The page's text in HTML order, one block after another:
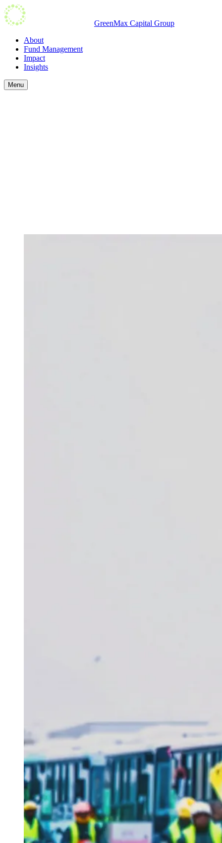
GreenMax Capital Group​​​​‌ ‍ ​‍​‍‌‍ ‌ ​‍‌‍‍‌‌‍‌ ‌‍‍‌‌‍ ‍​‍​‍​ ‍‍​‍​‍‌ ​ ‌‍​‌‌‍ ‍‌‍‍‌‌ ‌​‌ ‍‌​‍ ‍‌‍‍‌‌‍ ​‍​‍​‍ ​​‍​‍‌‍‍​‌ ​‍‌‍‌‌‌‍‌‍​‍​‍​ ‍‍​‍​‍‌‍‍​‌ ‌​‌ ‌​‌ ​​​ ‍‍​‍ ​‍ ‌‍ ​‌‍ ‌‍​ ‌‍​‌‌‍ ​‌‍‍​‌‍ ‌ ​ ‌ ‌​​ ‍‍​ ​ ​ ​ ​ ​ ​ ​ ​‍ ‌‍‍‌‌‍ ‍‌ ‌​‌‍‌‌‌‍ ‍‌ ‌​​‍ ‌‍‌‌‌‍‌​‌‍‍‌‌ ‌​​‍ ‌‍ ‌‌‍ ‌‍‌​‌‍‌‌​ ‌‌ ​​‌ ​‍‌‍‌‌‌ ​ ‌‍‌‌‌‍ ‍‌ ‌​‌‍​‌‌ ‌​‌‍‍‌‌‍ ‌‍ ‍​ ‍ ‌‍‍‌‌‍‌​​ ‌‌ ​ ‌‍‍‌‌ ‌​‌‍‌‌‌‌​ ‌‍‌‌‌ ‌​‌ ‌​‌‍‍‌‌‍ ‍‌‍‌ ‌ ​ ​ ‍ ‌ ‌​‌ ‍‌‌ ​​‌‍‌‌​ ‌‌ ​ ‌‍‌‌‌ ‌​‌ ‌​‌‍‍‌‌‍ ‍‌‍‌ ‌ ​ ​ ‍ ‌ ​​‌‍​‌‌ ‌​‌‍‍​​ ‌‌ ‌​‌‍‍‌‌ ‌​‌‍ ​‌‍‌‌​ ‌‍​‍‌‍​‌‌ ​ ‌‍‌‌‌‌‌‌‌ ​‍‌‍ ​​ ‌‌‍‍​‌ ‌​‌ ‌​‌ ​​​‍‌‌​ ​ ‌​​‌​‍‌‌​ ​‍‌​‌‍​‍‌‌​ ​‍‌​‌‍‌‍ ​‌‍ ‌‍​ ‌‍​‌‌‍ ​‌‍‍​‌‍ ‌ ​ ‌ ‌​​‍‌‌​ ​ ‌​​‌​ ​ ​ ​ ​ ​ ​ ​ ​‍‌‍‌‍‍‌‌‍‌​​ ‌‌ ​ ‌‍‍‌‌ ‌​‌‍‌‌‌‌​ ‌‍‌‌‌ ‌​‌ ‌​‌‍‍‌‌‍ ‍‌‍‌ ‌ ​ ​‍‌‍‌ ‌​‌ ‍‌‌ ​​‌‍‌‌​ ‌‌ ​ ‌‍‌‌‌ ‌​‌ ‌​‌‍‍‌‌‍ ‍‌‍‌ ‌ ​ ​‍‌‍‌ ​​‌‍​‌‌ ‌​‌‍‍​​ ‌‌ ‌​‌‍‍‌‌ ‌​‌‍ ​‌‍‌‌​‍‌‍‌ ​​‌‍‌‌‌ ​‍‌ ​ ‌ ​​‌‍‌‌‌‍​ ‌ ‌​‌‍‍‌‌ ‌‍‌‍‌‌​ ‌‌ ​​‌ ‌‌‌‍​‍‌‍ ​‌‍‍‌‌ ​ ‌‍‍​‌‍‌‌‌‍‌​​‍​‍‌ ‌
About​​​​‌ ‍ ​‍​‍‌‍ ‌ ​‍‌‍‍‌‌‍‌ ‌‍‍‌‌‍ ‍​‍​‍​ ‍‍​‍​‍‌ ​ ‌‍​‌‌‍ ‍‌‍‍‌‌ ‌​‌ ‍‌​‍ ‍‌‍‍‌‌‍ ​‍​‍​‍ ​​‍​‍‌‍‍​‌ ​‍‌‍‌‌‌‍‌‍​‍​‍​ ‍‍​‍​‍‌‍‍​‌ ‌​‌ ‌​‌ ​​​ ‍‍​‍ ​‍ ‌‍ ​‌‍ ‌‍​ ‌‍​‌‌‍ ​‌‍‍​‌‍ ‌ ​ ‌ ‌​​ ‍‍​ ​ ​ ​ ​ ​ ​ ​ ​‍ ‌‍‍‌‌‍ ‍‌ ‌​‌‍‌‌‌‍ ‍‌ ‌​​‍ ‌‍‌‌‌‍‌​‌‍‍‌‌ ‌​​‍ ‌‍ ‌‌‍ ‌‍‌​‌‍‌‌​ ‌‌ ​​‌ ​‍‌‍‌‌‌ ​ ‌‍‌‌‌‍ ‍‌ ‌​‌‍​‌‌ ‌​‌‍‍‌‌‍ ‌‍ ‍​ ‍ ‌‍‍‌‌‍‌​​ ‌‌ ​ ‌‍‍‌‌ ‌​‌‍‌‌‌‌​ ‌‍‌‌‌ ‌​‌ ‌​‌‍‍‌‌‍ ‍‌‍‌ ‌ ​ ​ ‍ ‌ ‌​‌ ‍‌‌ ​​‌‍‌‌​ ‌‌ ​ ‌‍‌‌‌ ‌​‌ ‌​‌‍‍‌‌‍ ‍‌‍‌ ‌ ​ ​ ‍ ‌ ​​‌‍​‌‌ ‌​‌‍‍​​ ‌‌‍‍​‌‍‌‌‌‍​‌‌‍‌​‌‍‌‌‌ ​‍‌​​‍‌‍​‌‌ ​‍‌​ ‍‌‍​‌‌ ‌‍‌‍‍‌‌‍‌ ‌‍​‌‌ ‌​‌‍‍‌‌‍ ‌‍ ‍​‍‌‌​ ‌‌‌​​‍‌‌ ‌‍‍ ‌‍‌‌‌ ‍‌​‍‌‌​ ​ ‌​‌​​‍‌‌​ ​ ‌​‌​​‍‌‌​ ​‍​ ​‍​ ‍​​ ‌‌​ ​‌‌‍‌‍​ ‍​​ ‌‍‌‍​ ‌‍​ ​ ​‌​ ​​​ ​ ‌‍​‍​‍‌‌​ ​‍​ ​‍​‍‌‌​ ‌‌‌​‌​​‍ ‍‌‍ ​‌‍​‌‌‍​‍‌‍‌‌‌‍ ​​ ‌‍​‍‌‍​‌‌ ​ ‌‍‌‌‌‌‌‌‌ ​‍‌‍ ​​ ‌‌‍‍​‌ ‌​‌ ‌​‌ ​​​‍‌‌​ ​ ‌​​‌​‍‌‌​ ​‍‌​‌‍​‍‌‌​ ​‍‌​‌‍‌‍ ​‌‍ ‌‍​ ‌‍​‌‌‍ ​‌‍‍​‌‍ ‌ ​ ‌ ‌​​‍‌‌​ ​ ‌​​‌​ ​ ​ ​ ​ ​ ​ ​ ​‍‌‍‌‍‍‌‌‍‌​​ ‌‌ ​ ‌‍‍‌‌ ‌​‌‍‌‌‌‌​ ‌‍‌‌‌ ‌​‌ ‌​‌‍‍‌‌‍ ‍‌‍‌ ‌ ​ ​‍‌‍‌ ‌​‌ ‍‌‌ ​​‌‍‌‌​ ‌‌ ​ ‌‍‌‌‌ ‌​‌ ‌​‌‍‍‌‌‍ ‍‌‍‌ ‌ ​ ​‍‌‍‌ ​​‌‍​‌‌ ‌​‌‍‍​​ ‌‌‍‍​‌‍‌‌‌‍​‌‌‍‌​‌‍‌‌‌ ​‍‌​​‍‌‍​‌‌ ​‍‌​ ‍‌‍​‌‌ ‌‍‌‍‍‌‌‍‌ ‌‍​‌‌ ‌​‌‍‍‌‌‍ ‌‍ ‍​‍‌‌​ ‌‌‌​​‍‌‌ ‌‍‍ ‌‍‌‌‌ ‍‌​‍‌‌​ ​ ‌​‌​​‍‌‌​ ​ ‌​‌​​‍‌‌​ ​‍​ ​‍​ ‍​​ ‌‌​ ​‌‌‍‌‍​ ‍​​ ‌‍‌‍​ ‌‍​ ​ ​‌​ ​​​ ​ ‌‍​‍​‍‌‌​ ​‍​ ​‍​‍‌‌​ ‌‌‌​‌​​‍ ‍‌‍ ​‌‍​‌‌‍​‍‌‍‌‌‌‍ ​​‍‌‍‌ ​​‌‍‌‌‌ ​‍‌ ​ ‌ ​​‌‍‌‌‌‍​ ‌ ‌​‌‍‍‌‌ ‌‍‌‍‌‌​ ‌‌ ​​‌ ‌‌‌‍​‍‌‍ ​‌‍‍‌‌ ​ ‌‍‍​‌‍‌‌‌‍‌​​‍​‍‌ ‌
Fund Management​​​​‌ ‍ ​‍​‍‌‍ ‌ ​‍‌‍‍‌‌‍‌ ‌‍‍‌‌‍ ‍​‍​‍​ ‍‍​‍​‍‌ ​ ‌‍​‌‌‍ ‍‌‍‍‌‌ ‌​‌ ‍‌​‍ ‍‌‍‍‌‌‍ ​‍​‍​‍ ​​‍​‍‌‍‍​‌ ​‍‌‍‌‌‌‍‌‍​‍​‍​ ‍‍​‍​‍‌‍‍​‌ ‌​‌ ‌​‌ ​​​ ‍‍​‍ ​‍ ‌‍ ​‌‍ ‌‍​ ‌‍​‌‌‍ ​‌‍‍​‌‍ ‌ ​ ‌ ‌​​ ‍‍​ ​ ​ ​ ​ ​ ​ ​ ​‍ ‌‍‍‌‌‍ ‍‌ ‌​‌‍‌‌‌‍ ‍‌ ‌​​‍ ‌‍‌‌‌‍‌​‌‍‍‌‌ ‌​​‍ ‌‍ ‌‌‍ ‌‍‌​‌‍‌‌​ ‌‌ ​​‌ ​‍‌‍‌‌‌ ​ ‌‍‌‌‌‍ ‍‌ ‌​‌‍​‌‌ ‌​‌‍‍‌‌‍ ‌‍ ‍​ ‍ ‌‍‍‌‌‍‌​​ ‌‌ ​ ‌‍‍‌‌ ‌​‌‍‌‌‌‌​ ‌‍‌‌‌ ‌​‌ ‌​‌‍‍‌‌‍ ‍‌‍‌ ‌ ​ ​ ‍ ‌ ‌​‌ ‍‌‌ ​​‌‍‌‌​ ‌‌ ​ ‌‍‌‌‌ ‌​‌ ‌​‌‍‍‌‌‍ ‍‌‍‌ ‌ ​ ​ ‍ ‌ ​​‌‍​‌‌ ‌​‌‍‍​​ ‌‌‍‍​‌‍‌‌‌‍​‌‌‍‌​‌‍‌‌‌ ​‍‌​​‍‌‍​‌‌ ​‍‌​ ‍‌‍​‌‌ ‌‍‌‍‍‌‌‍‌ ‌‍​‌‌ ‌​‌‍‍‌‌‍ ‌‍ ‍​‍‌‌​ ‌‌‌​​‍‌‌ ‌‍‍ ‌‍‌‌‌ ‍‌​‍‌‌​ ​ ‌​‌​​‍‌‌​ ​ ‌​‌​​‍‌‌​ ​‍​ ​‍​ ​​​ ‌ ​ ‌​‌‍​‍​ ​ ​ ‍​‌‍‌‍‌‍​‌​ ‍‌​ ‌‌​ ‍‌​ ‍‌​‍‌‌​ ​‍​ ​‍​‍‌‌​ ‌‌‌​‌​​‍ ‍‌‍ ​‌‍​‌‌‍​‍‌‍‌‌‌‍ ​​ ‌‍​‍‌‍​‌‌ ​ ‌‍‌‌‌‌‌‌‌ ​‍‌‍ ​​ ‌‌‍‍​‌ ‌​‌ ‌​‌ ​​​‍‌‌​ ​ ‌​​‌​‍‌‌​ ​‍‌​‌‍​‍‌‌​ ​‍‌​‌‍‌‍ ​‌‍ ‌‍​ ‌‍​‌‌‍ ​‌‍‍​‌‍ ‌ ​ ‌ ‌​​‍‌‌​ ​ ‌​​‌​ ​ ​ ​ ​ ​ ​ ​ ​‍‌‍‌‍‍‌‌‍‌​​ ‌‌ ​ ‌‍‍‌‌ ‌​‌‍‌‌‌‌​ ‌‍‌‌‌ ‌​‌ ‌​‌‍‍‌‌‍ ‍‌‍‌ ‌ ​ ​‍‌‍‌ ‌​‌ ‍‌‌ ​​‌‍‌‌​ ‌‌ ​ ‌‍‌‌‌ ‌​‌ ‌​‌‍‍‌‌‍ ‍‌‍‌ ‌ ​ ​‍‌‍‌ ​​‌‍​‌‌ ‌​‌‍‍​​ ‌‌‍‍​‌‍‌‌‌‍​‌‌‍‌​‌‍‌‌‌ ​‍‌​​‍‌‍​‌‌ ​‍‌​ ‍‌‍​‌‌ ‌‍‌‍‍‌‌‍‌ ‌‍​‌‌ ‌​‌‍‍‌‌‍ ‌‍ ‍​‍‌‌​ ‌‌‌​​‍‌‌ ‌‍‍ ‌‍‌‌‌ ‍‌​‍‌‌​ ​ ‌​‌​​‍‌‌​ ​ ‌​‌​​‍‌‌​ ​‍​ ​‍​ ​​​ ‌ ​ ‌​‌‍​‍​ ​ ​ ‍​‌‍‌‍‌‍​‌​ ‍‌​ ‌‌​ ‍‌​ ‍‌​‍‌‌​ ​‍​ ​‍​‍‌‌​ ‌‌‌​‌​​‍ ‍‌‍ ​‌‍​‌‌‍​‍‌‍‌‌‌‍ ​​‍‌‍‌ ​​‌‍‌‌‌ ​‍‌ ​ ‌ ​​‌‍‌‌‌‍​ ‌ ‌​‌‍‍‌‌ ‌‍‌‍‌‌​ ‌‌ ​​‌ ‌‌‌‍​‍‌‍ ​‌‍‍‌‌ ​ ‌‍‍​‌‍‌‌‌‍‌​​‍​‍‌ ‌
Impact​​​​‌ ‍ ​‍​‍‌‍ ‌ ​‍‌‍‍‌‌‍‌ ‌‍‍‌‌‍ ‍​‍​‍​ ‍‍​‍​‍‌ ​ ‌‍​‌‌‍ ‍‌‍‍‌‌ ‌​‌ ‍‌​‍ ‍‌‍‍‌‌‍ ​‍​‍​‍ ​​‍​‍‌‍‍​‌ ​‍‌‍‌‌‌‍‌‍​‍​‍​ ‍‍​‍​‍‌‍‍​‌ ‌​‌ ‌​‌ ​​​ ‍‍​‍ ​‍ ‌‍ ​‌‍ ‌‍​ ‌‍​‌‌‍ ​‌‍‍​‌‍ ‌ ​ ‌ ‌​​ ‍‍​ ​ ​ ​ ​ ​ ​ ​ ​‍ ‌‍‍‌‌‍ ‍‌ ‌​‌‍‌‌‌‍ ‍‌ ‌​​‍ ‌‍‌‌‌‍‌​‌‍‍‌‌ ‌​​‍ ‌‍ ‌‌‍ ‌‍‌​‌‍‌‌​ ‌‌ ​​‌ ​‍‌‍‌‌‌ ​ ‌‍‌‌‌‍ ‍‌ ‌​‌‍​‌‌ ‌​‌‍‍‌‌‍ ‌‍ ‍​ ‍ ‌‍‍‌‌‍‌​​ ‌‌ ​ ‌‍‍‌‌ ‌​‌‍‌‌‌‌​ ‌‍‌‌‌ ‌​‌ ‌​‌‍‍‌‌‍ ‍‌‍‌ ‌ ​ ​ ‍ ‌ ‌​‌ ‍‌‌ ​​‌‍‌‌​ ‌‌ ​ ‌‍‌‌‌ ‌​‌ ‌​‌‍‍‌‌‍ ‍‌‍‌ ‌ ​ ​ ‍ ‌ ​​‌‍​‌‌ ‌​‌‍‍​​ ‌‌‍‍​‌‍‌‌‌‍​‌‌‍‌​‌‍‌‌‌ ​‍‌​​‍‌‍​‌‌ ​‍‌​ ‍‌‍​‌‌ ‌‍‌‍‍‌‌‍‌ ‌‍​‌‌ ‌​‌‍‍‌‌‍ ‌‍ ‍​‍‌‌​ ‌‌‌​​‍‌‌ ‌‍‍ ‌‍‌‌‌ ‍‌​‍‌‌​ ​ ‌​‌​​‍‌‌​ ​ ‌​‌​​‍‌‌​ ​‍​ ​‍​ ​‍​ ‍‌​ ‌ ‌‍‌‌‌‍​ ‌‍‌​​ ​‌​ ‍​​ ‌​​ ‌‌​ ‌‌​ ‍​​‍‌‌​ ​‍​ ​‍​‍‌‌​ ‌‌‌​‌​​‍ ‍‌‍ ​‌‍​‌‌‍​‍‌‍‌‌‌‍ ​​ ‌‍​‍‌‍​‌‌ ​ ‌‍‌‌‌‌‌‌‌ ​‍‌‍ ​​ ‌‌‍‍​‌ ‌​‌ ‌​‌ ​​​‍‌‌​ ​ ‌​​‌​‍‌‌​ ​‍‌​‌‍​‍‌‌​ ​‍‌​‌‍‌‍ ​‌‍ ‌‍​ ‌‍​‌‌‍ ​‌‍‍​‌‍ ‌ ​ ‌ ‌​​‍‌‌​ ​ ‌​​‌​ ​ ​ ​ ​ ​ ​ ​ ​‍‌‍‌‍‍‌‌‍‌​​ ‌‌ ​ ‌‍‍‌‌ ‌​‌‍‌‌‌‌​ ‌‍‌‌‌ ‌​‌ ‌​‌‍‍‌‌‍ ‍‌‍‌ ‌ ​ ​‍‌‍‌ ‌​‌ ‍‌‌ ​​‌‍‌‌​ ‌‌ ​ ‌‍‌‌‌ ‌​‌ ‌​‌‍‍‌‌‍ ‍‌‍‌ ‌ ​ ​‍‌‍‌ ​​‌‍​‌‌ ‌​‌‍‍​​ ‌‌‍‍​‌‍‌‌‌‍​‌‌‍‌​‌‍‌‌‌ ​‍‌​​‍‌‍​‌‌ ​‍‌​ ‍‌‍​‌‌ ‌‍‌‍‍‌‌‍‌ ‌‍​‌‌ ‌​‌‍‍‌‌‍ ‌‍ ‍​‍‌‌​ ‌‌‌​​‍‌‌ ‌‍‍ ‌‍‌‌‌ ‍‌​‍‌‌​ ​ ‌​‌​​‍‌‌​ ​ ‌​‌​​‍‌‌​ ​‍​ ​‍​ ​‍​ ‍‌​ ‌ ‌‍‌‌‌‍​ ‌‍‌​​ ​‌​ ‍​​ ‌​​ ‌‌​ ‌‌​ ‍​​‍‌‌​ ​‍​ ​‍​‍‌‌​ ‌‌‌​‌​​‍ ‍‌‍ ​‌‍​‌‌‍​‍‌‍‌‌‌‍ ​​‍‌‍‌ ​​‌‍‌‌‌ ​‍‌ ​ ‌ ​​‌‍‌‌‌‍​ ‌ ‌​‌‍‍‌‌ ‌‍‌‍‌‌​ ‌‌ ​​‌ ‌‌‌‍​‍‌‍ ​‌‍‍‌‌ ​ ‌‍‍​‌‍‌‌‌‍‌​​‍​‍‌ ‌
Insights​​​​‌ ‍ ​‍​‍‌‍ ‌ ​‍‌‍‍‌‌‍‌ ‌‍‍‌‌‍ ‍​‍​‍​ ‍‍​‍​‍‌ ​ ‌‍​‌‌‍ ‍‌‍‍‌‌ ‌​‌ ‍‌​‍ ‍‌‍‍‌‌‍ ​‍​‍​‍ ​​‍​‍‌‍‍​‌ ​‍‌‍‌‌‌‍‌‍​‍​‍​ ‍‍​‍​‍‌‍‍​‌ ‌​‌ ‌​‌ ​​​ ‍‍​‍ ​‍ ‌‍ ​‌‍ ‌‍​ ‌‍​‌‌‍ ​‌‍‍​‌‍ ‌ ​ ‌ ‌​​ ‍‍​ ​ ​ ​ ​ ​ ​ ​ ​‍ ‌‍‍‌‌‍ ‍‌ ‌​‌‍‌‌‌‍ ‍‌ ‌​​‍ ‌‍‌‌‌‍‌​‌‍‍‌‌ ‌​​‍ ‌‍ ‌‌‍ ‌‍‌​‌‍‌‌​ ‌‌ ​​‌ ​‍‌‍‌‌‌ ​ ‌‍‌‌‌‍ ‍‌ ‌​‌‍​‌‌ ‌​‌‍‍‌‌‍ ‌‍ ‍​ ‍ ‌‍‍‌‌‍‌​​ ‌‌ ​ ‌‍‍‌‌ ‌​‌‍‌‌‌‌​ ‌‍‌‌‌ ‌​‌ ‌​‌‍‍‌‌‍ ‍‌‍‌ ‌ ​ ​ ‍ ‌ ‌​‌ ‍‌‌ ​​‌‍‌‌​ ‌‌ ​ ‌‍‌‌‌ ‌​‌ ‌​‌‍‍‌‌‍ ‍‌‍‌ ‌ ​ ​ ‍ ‌ ​​‌‍​‌‌ ‌​‌‍‍​​ ‌‌‍‍​‌‍‌‌‌‍​‌‌‍‌​‌‍‌‌‌ ​‍‌​​‍‌‍​‌‌ ​‍‌​ ‍‌‍​‌‌ ‌‍‌‍‍‌‌‍‌ ‌‍​‌‌ ‌​‌‍‍‌‌‍ ‌‍ ‍​‍‌‌​ ‌‌‌​​‍‌‌ ‌‍‍ ‌‍‌‌‌ ‍‌​‍‌‌​ ​ ‌​‌​​‍‌‌​ ​ ‌​‌​​‍‌‌​ ​‍​ ​‍‌‍‌‌​ ‌ ​ ‍‌‌‍‌‌‌‍​ ​ ​‌‌‍‌​‌‍‌‍‌‍‌​​ ​‌​ ​ ​ ‌‌​‍‌‌​ ​‍​ ​‍​‍‌‌​ ‌‌‌​‌​​‍ ‍‌‍ ​‌‍​‌‌‍​‍‌‍‌‌‌‍ ​​ ‌‍​‍‌‍​‌‌ ​ ‌‍‌‌‌‌‌‌‌ ​‍‌‍ ​​ ‌‌‍‍​‌ ‌​‌ ‌​‌ ​​​‍‌‌​ ​ ‌​​‌​‍‌‌​ ​‍‌​‌‍​‍‌‌​ ​‍‌​‌‍‌‍ ​‌‍ ‌‍​ ‌‍​‌‌‍ ​‌‍‍​‌‍ ‌ ​ ‌ ‌​​‍‌‌​ ​ ‌​​‌​ ​ ​ ​ ​ ​ ​ ​ ​‍‌‍‌‍‍‌‌‍‌​​ ‌‌ ​ ‌‍‍‌‌ ‌​‌‍‌‌‌‌​ ‌‍‌‌‌ ‌​‌ ‌​‌‍‍‌‌‍ ‍‌‍‌ ‌ ​ ​‍‌‍‌ ‌​‌ ‍‌‌ ​​‌‍‌‌​ ‌‌ ​ ‌‍‌‌‌ ‌​‌ ‌​‌‍‍‌‌‍ ‍‌‍‌ ‌ ​ ​‍‌‍‌ ​​‌‍​‌‌ ‌​‌‍‍​​ ‌‌‍‍​‌‍‌‌‌‍​‌‌‍‌​‌‍‌‌‌ ​‍‌​​‍‌‍​‌‌ ​‍‌​ ‍‌‍​‌‌ ‌‍‌‍‍‌‌‍‌ ‌‍​‌‌ ‌​‌‍‍‌‌‍ ‌‍ ‍​‍‌‌​ ‌‌‌​​‍‌‌ ‌‍‍ ‌‍‌‌‌ ‍‌​‍‌‌​ ​ ‌​‌​​‍‌‌​ ​ ‌​‌​​‍‌‌​ ​‍​ ​‍‌‍‌‌​ ‌ ​ ‍‌‌‍‌‌‌‍​ ​ ​‌‌‍‌​‌‍‌‍‌‍‌​​ ​‌​ ​ ​ ‌‌​‍‌‌​ ​‍​ ​‍​‍‌‌​ ‌‌‌​‌​​‍ ‍‌‍ ​‌‍​‌‌‍​‍‌‍‌‌‌‍ ​​‍‌‍‌ ​​‌‍‌‌‌ ​‍‌ ​ ‌ ​​‌‍‌‌‌‍​ ‌ ‌​‌‍‍‌‌ ‌‍‌‍‌‌​ ‌‌ ​​‌ ‌‌‌‍​‍‌‍ ​‌‍‍‌‌ ​ ‌‍‍​‌‍‌‌‌‍‌​​‍​‍‌ ‌
Menu